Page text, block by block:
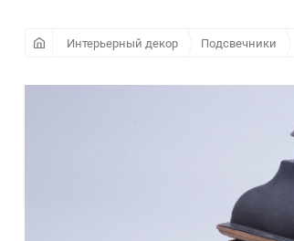
Интерьерный декор Подсвечники